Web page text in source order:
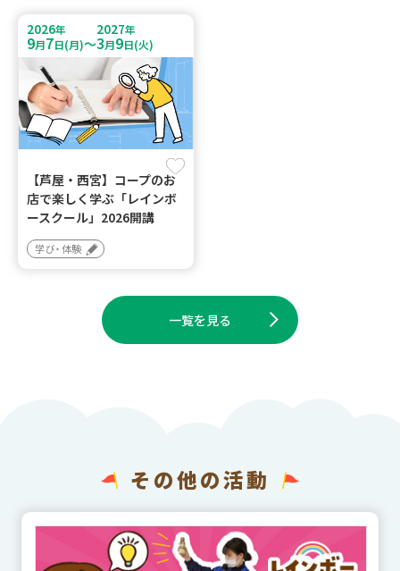
2026年
9月7日(月)～
2027年
3月9日(火)
【芦屋・西宮】コープのお
店で楽しく学ぶ「レインボ
ースクール」2026開講
学び・体験
一覧を見る
その他の活動